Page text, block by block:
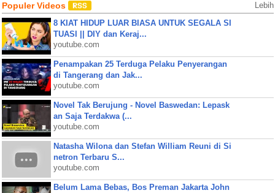
Populer Videos Lebih
8 KIAT HIDUP LUAR BIASA UNTUK SEGALA SI
TUASI || DIY dan Keraj...
youtube.com
Penampakan 25 Terduga Pelaku Penyerangan
di Tangerang dan Jak...
youtube.com
Novel Tak Berujung - Novel Baswedan: Lepask
an Saja Terdakwa (...
youtube.com
Natasha Wilona dan Stefan William Reuni di Si
netron Terbaru S...
youtube.com
Belum Lama Bebas, Bos Preman Jakarta John